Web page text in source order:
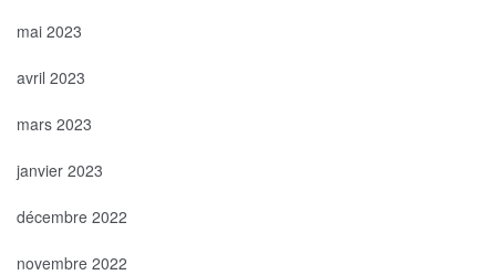
mai 2023
avril 2023
mars 2023
janvier 2023
décembre 2022
novembre 2022